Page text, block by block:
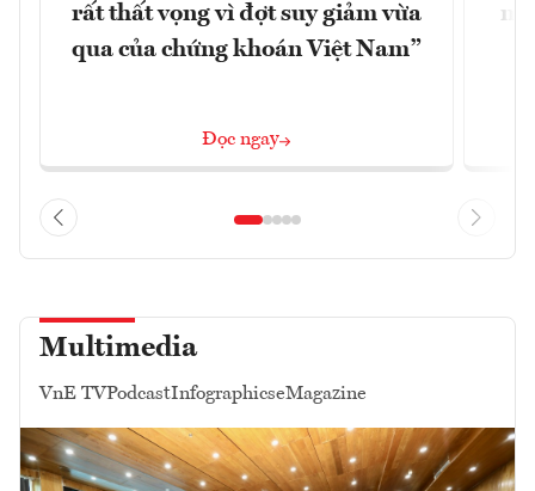
rất thất vọng vì đợt suy giảm vừa
qua của chứng khoán Việt Nam”
Đọc ngay
Multimedia
VnE TVPodcastInfographicseMagazine